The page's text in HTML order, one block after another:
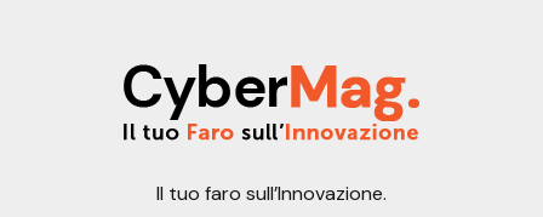
Il tuo faro sull’Innovazione.